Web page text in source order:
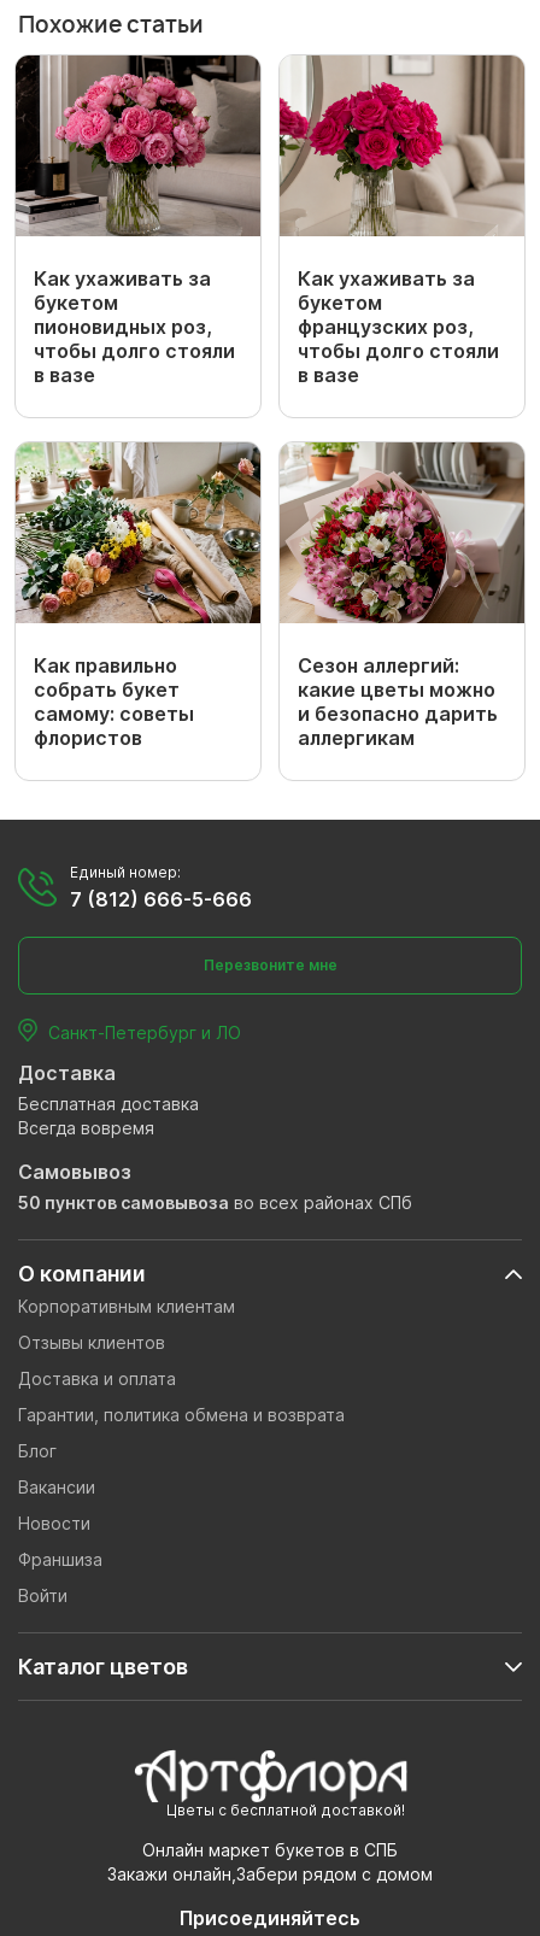
Похожие статьи
Как ухаживать за
букетом
пионовидных роз,
чтобы долго стояли
в вазе
Как ухаживать за
букетом
французских роз,
чтобы долго стояли
в вазе
Как правильно
собрать букет
самому: советы
флористов
Сезон аллергий:
какие цветы можно
и безопасно дарить
аллергикам
Цветы с бесплатной доставкой!
Онлайн маркет букетов в СПБ
Закажи онлайн,Забери рядом с домом
Присоединяйтесь
О компании
Корпоративным клиентам
Отзывы клиентов
Доставка и оплата
Гарантии, политика обмена и возврата
Блог
Вакансии
Новости
Франшиза
Войти
Каталог цветов
Единый номер:
7 (812) 666-5-666
Перезвоните мне
Санкт-Петербург и ЛО
Доставка
Бесплатная доставка
Всегда вовремя
Самовывоз
50 пунктов самовывоза во всех районах СПб